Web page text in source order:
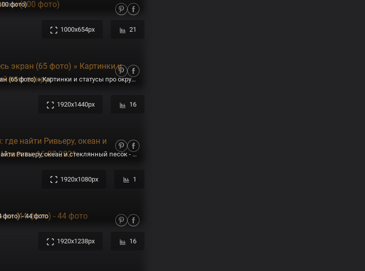
фото)
1000x654px 21
Картинки пляжа на весь экран (65 фото) » Картинки и статусы про окружающий мир вокруг
1920x1440px 16
Лучшие пляжи России: где найти Ривьеру, океан и стеклянный песок - РИА Новости, 16.07.2021
1920x1080px 1
- 44 фото
1920x1238px 16